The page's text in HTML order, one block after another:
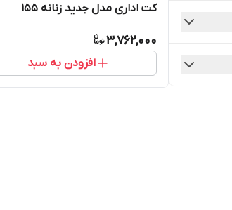
کت اداری مدل جدید زنانه ۱۵۵
3,762,000
افزودن به سبد